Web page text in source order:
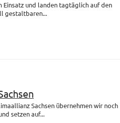
Einsatz und landen tagtäglich auf den
gestaltbaren...
Sachsen übernehmen wir noch
setzen auf...